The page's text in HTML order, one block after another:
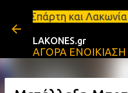
Μετάβαση στο
Λακωνία Σπάρτη
LAKONES.gr
ΑΓΟΡΑ ΕΝΟΙΚΙΑΣΗ